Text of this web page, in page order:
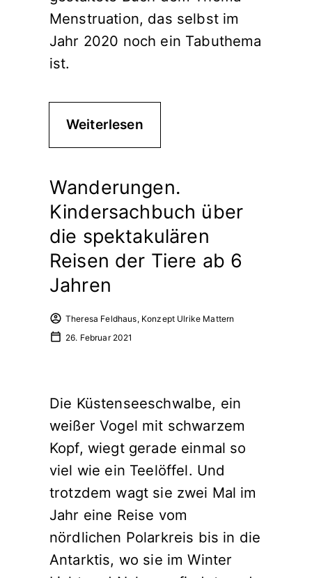
Menstruation, das selbst im
Jahr 2020 noch ein Tabuthema
ist.
Weiterlesen
Wanderungen.
Kindersachbuch über
die spektakulären
Reisen der Tiere ab 6
Jahren
Theresa Feldhaus, Konzept Ulrike Mattern
26. Februar 2021
Die Küstenseeschwalbe, ein
weißer Vogel mit schwarzem
Kopf, wiegt gerade einmal so
viel wie ein Teelöffel. Und
trotzdem wagt sie zwei Mal im
Jahr eine Reise vom
nördlichen Polarkreis bis in die
Antarktis, wo sie im Winter